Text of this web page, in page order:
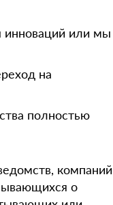
или мы
на
полностью
компаний
о